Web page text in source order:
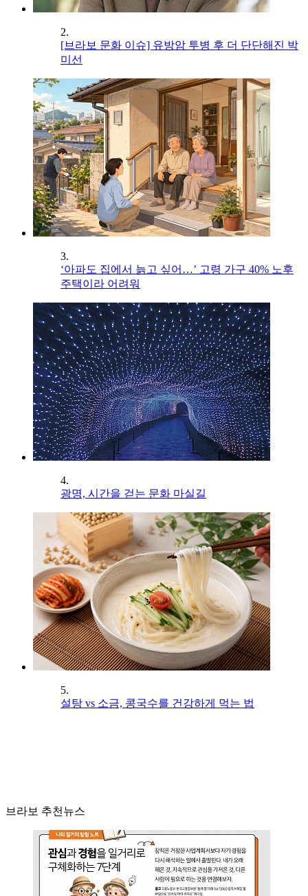
2.
[브라보 문화 이슈] 유방암 투병 후 더 단단해진 박
미선
3.
‘아파도 집에서 늙고 싶어…’ 고령 가구 40% 노후
주택이라 어려워
4.
광명, 시간을 걷는 문화 마실길
5.
설탕 vs 소금, 콩국수를 건강하게 먹는 법
브라보 추천뉴스